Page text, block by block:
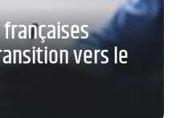
vers le